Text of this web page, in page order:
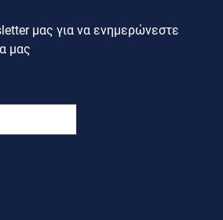
μας για να ενημερώνεστε
μας